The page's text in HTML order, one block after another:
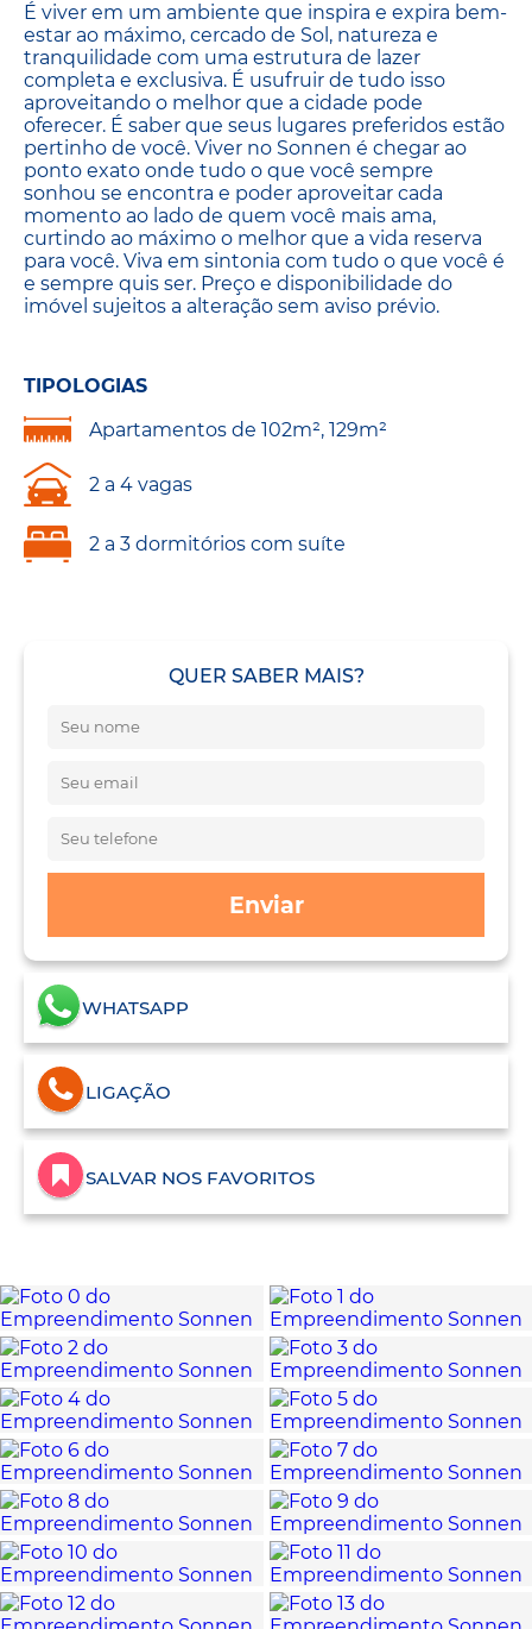
É viver em um ambiente que inspira e expira bem-
estar ao máximo, cercado de Sol, natureza e
tranquilidade com uma estrutura de lazer
completa e exclusiva. É usufruir de tudo isso
aproveitando o melhor que a cidade pode
oferecer. É saber que seus lugares preferidos estão
pertinho de você. Viver no Sonnen é chegar ao
ponto exato onde tudo o que você sempre
sonhou se encontra e poder aproveitar cada
momento ao lado de quem você mais ama,
curtindo ao máximo o melhor que a vida reserva
para você. Viva em sintonia com tudo o que você é
e sempre quis ser. Preço e disponibilidade do
imóvel sujeitos a alteração sem aviso prévio.
TIPOLOGIAS
Apartamentos de 102m², 129m²
2 a 4 vagas
2 a 3 dormitórios com suíte
QUER SABER MAIS?
Enviar
WHATSAPP
LIGAÇÃO
SALVAR NOS FAVORITOS